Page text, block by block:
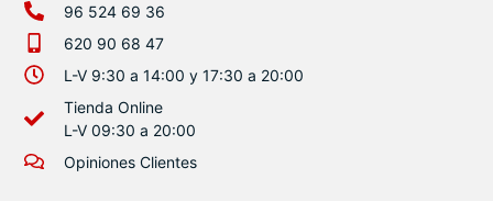
96 524 69 36
620 90 68 47
L-V 9:30 a 14:00 y 17:30 a 20:00
Tienda Online
L-V 09:30 a 20:00
Opiniones Clientes